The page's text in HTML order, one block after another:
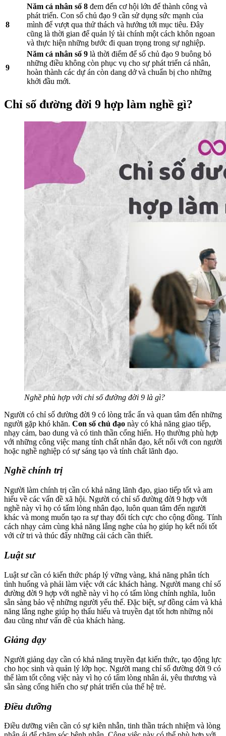
8
Năm cá nhân số 8 đem đến cơ hội lớn để thành công và
phát triển. Con số chủ đạo 9 cần sử dụng sức mạnh của
mình để vượt qua thử thách và hướng tới mục tiêu. Đây
cũng là thời gian để quản lý tài chính một cách khôn ngoan
và thực hiện những bước đi quan trọng trong sự nghiệp.
9
Năm cá nhân số 9 là thời điểm để số chủ đạo 9 buông bỏ
những điều không còn phục vụ cho sự phát triển cá nhân,
hoàn thành các dự án còn dang dở và chuẩn bị cho những
khởi đầu mới.
Chỉ số đường đời 9 hợp làm nghề gì?
Nghề phù hợp với chỉ số đường đời 9 là gì?
Người có chỉ số đường đời 9 có lòng trắc ẩn và quan tâm đến những
người gặp khó khăn. Con số chủ đạo này có khả năng giao tiếp,
nhạy cảm, bao dung và có tinh thần cống hiến. Họ thường phù hợp
với những công việc mang tính chất nhân đạo, kết nối với con người
hoặc nghề nghiệp có sự sáng tạo và tính chất lãnh đạo.
Nghề chính trị
Người làm chính trị cần có khả năng lãnh đạo, giao tiếp tốt và am
hiểu về các vấn đề xã hội. Người có chỉ số đường đời 9 hợp với
nghề này vì họ có tấm lòng nhân đạo, luôn quan tâm đến người
khác và mong muốn tạo ra sự thay đổi tích cực cho cộng đồng. Tính
cách nhạy cảm cùng khả năng lắng nghe của họ giúp họ kết nối tốt
với cử tri và thúc đẩy những cải cách cần thiết.
Luật sư
Luật sư cần có kiến thức pháp lý vững vàng, khả năng phân tích
tình huống và phải làm việc với các khách hàng. Người mang chỉ số
đường đời 9 hợp với nghề này vì họ có tấm lòng chính nghĩa, luôn
sẵn sàng bảo vệ những người yếu thế. Đặc biệt, sự đồng cảm và khả
năng lắng nghe giúp họ thấu hiểu và truyền đạt tốt hơn những nỗi
đau cũng như vấn đề của khách hàng.
Giảng dạy
Người giảng dạy cần có khả năng truyền đạt kiến thức, tạo động lực
cho học sinh và quản lý lớp học. Người mang chỉ số đường đời 9 có
thể làm tốt công việc này vì họ có tấm lòng nhân ái, yêu thương và
sẵn sàng cống hiến cho sự phát triển của thế hệ trẻ.
Điều dưỡng
Điều dưỡng viên cần có sự kiên nhẫn, tinh thần trách nhiệm và lòng